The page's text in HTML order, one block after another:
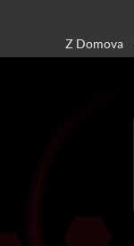
content
Z Domova